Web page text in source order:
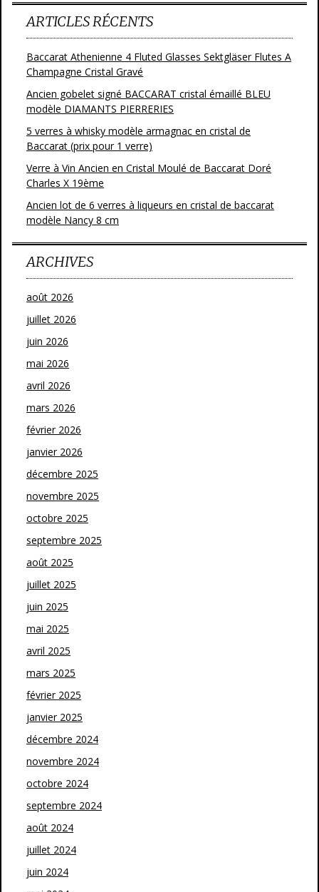
ARTICLES RÉCENTS
Baccarat Athenienne 4 Fluted Glasses Sektgläser Flutes A
Champagne Cristal Gravé
Ancien gobelet signé BACCARAT cristal émaillé BLEU
modèle DIAMANTS PIERRERIES
5 verres à whisky modèle armagnac en cristal de
Baccarat (prix pour 1 verre)
Verre à Vin Ancien en Cristal Moulé de Baccarat Doré
Charles X 19ème
Ancien lot de 6 verres à liqueurs en cristal de baccarat
modèle Nancy 8 cm
ARCHIVES
août 2026
juillet 2026
juin 2026
mai 2026
avril 2026
mars 2026
février 2026
janvier 2026
décembre 2025
novembre 2025
octobre 2025
septembre 2025
août 2025
juillet 2025
juin 2025
mai 2025
avril 2025
mars 2025
février 2025
janvier 2025
décembre 2024
novembre 2024
octobre 2024
septembre 2024
août 2024
juillet 2024
juin 2024